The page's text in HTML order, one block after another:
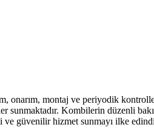
montaj ve periyodik
sunmaktadır. Kombilerin düzenli
güvenilir hizmet sunmayı ilke